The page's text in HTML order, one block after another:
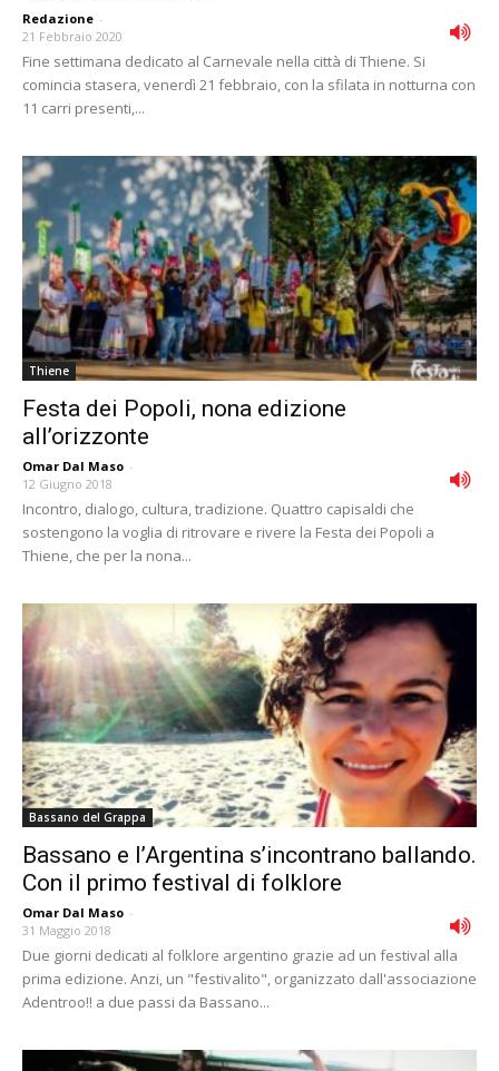
Redazione -
21 Febbraio 2020
Fine settimana dedicato al Carnevale nella città di Thiene. Si
comincia stasera, venerdì 21 febbraio, con la sfilata in notturna con
11 carri presenti,...
Thiene
Festa dei Popoli, nona edizione
all’orizzonte
Omar Dal Maso -
12 Giugno 2018
Incontro, dialogo, cultura, tradizione. Quattro capisaldi che
sostengono la voglia di ritrovare e rivere la Festa dei Popoli a
Thiene, che per la nona...
Bassano del Grappa
Bassano e l’Argentina s’incontrano ballando.
Con il primo festival di folklore
Omar Dal Maso -
31 Maggio 2018
Due giorni dedicati al folklore argentino grazie ad un festival alla
prima edizione. Anzi, un "festivalito", organizzato dall'associazione
Adentroo!! a due passi da Bassano...